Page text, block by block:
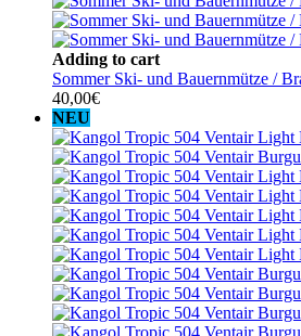
Adding to cart
Sommer Ski- und Bauernmütze /
40,00€
NEU